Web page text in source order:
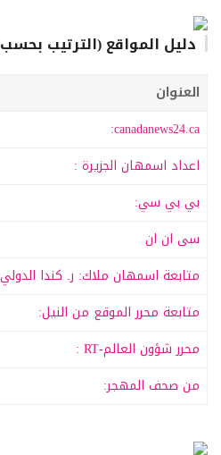
دليل المواقع (الترتيب
العنوان
canadanews24.ca:
اعداد اسمهان الجزيرة :
بي بي سي:
سى ان ان
متابعة اسمهان ملاك: ر. كندا
متابعة محرر الموقع من النيل:
محرر شؤون العالم-RT :
من صحف المهجر: